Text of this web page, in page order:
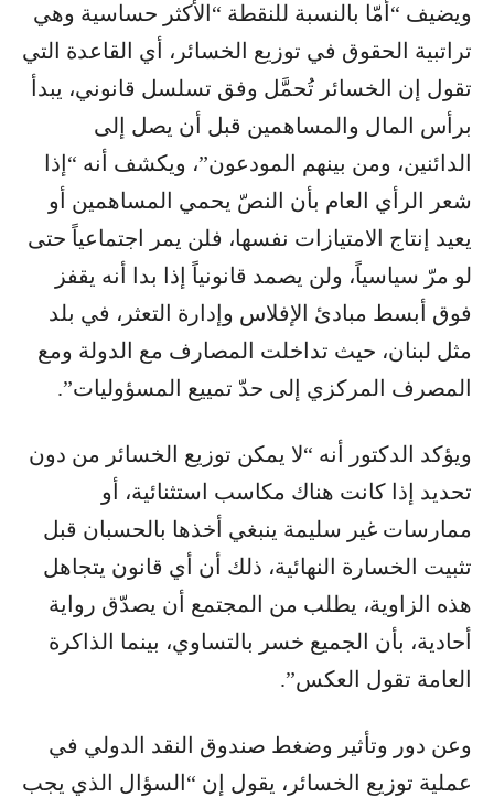
ويضيف “أمّا بالنسبة للنقطة “الأكثر حساسية وهي
تراتبية الحقوق في توزيع الخسائر، أي القاعدة التي
تقول إن الخسائر تُحمَّل وفق تسلسل قانوني، يبدأ
برأس المال والمساهمين قبل أن يصل إلى
الدائنين، ومن بينهم المودعون”، ويكشف أنه “إذا
شعر الرأي العام بأن النصّ يحمي المساهمين أو
يعيد إنتاج الامتيازات نفسها، فلن يمر اجتماعياً حتى
لو مرّ سياسياً، ولن يصمد قانونياً إذا بدا أنه يقفز
فوق أبسط مبادئ الإفلاس وإدارة التعثر، في بلد
مثل لبنان، حيث تداخلت المصارف مع الدولة ومع
المصرف المركزي إلى حدّ تمييع المسؤوليات”.
ويؤكد الدكتور أنه “لا يمكن توزيع الخسائر من دون
تحديد إذا كانت هناك مكاسب استثنائية، أو
ممارسات غير سليمة ينبغي أخذها بالحسبان قبل
تثبيت الخسارة النهائية، ذلك أن أي قانون يتجاهل
هذه الزاوية، يطلب من المجتمع أن يصدّق رواية
أحادية، بأن الجميع خسر بالتساوي، بينما الذاكرة
العامة تقول العكس”.
وعن دور وتأثير وضغط صندوق النقد الدولي في
عملية توزيع الخسائر، يقول إن “السؤال الذي يجب